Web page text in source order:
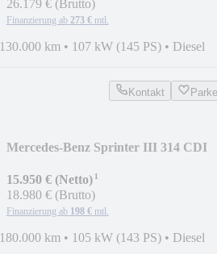
26.179 € (Brutto)
Finanzierung ab 273 € mtl.
130.000 km • 107 kW (145 PS) • Diesel
Kontakt
Mercedes-Benz Sprinter III 314 CDI
15.950 € (Netto)¹
18.980 € (Brutto)
Finanzierung ab 198 € mtl.
180.000 km • 105 kW (143 PS) • Diesel